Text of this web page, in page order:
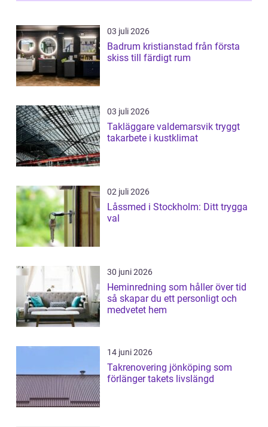
03 juli 2026
Badrum kristianstad från första
skiss till färdigt rum
03 juli 2026
Takläggare valdemarsvik tryggt
takarbete i kustklimat
02 juli 2026
Låssmed i Stockholm: Ditt trygga
val
30 juni 2026
Heminredning som håller över tid
så skapar du ett personligt och
medvetet hem
14 juni 2026
Takrenovering jönköping som
förlänger takets livslängd